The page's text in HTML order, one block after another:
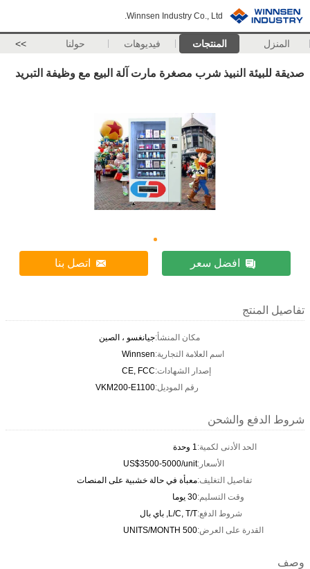
Winnsen Industry Co., Ltd.
المنزل المنتجات فيديوهات حولنا >>
صديقة للبيئة النبيذ شرب مصغرة مارت آلة البيع مع وظيفة التبريد
افضل سعر اتصل بنا
تفاصيل المنتج
مكان المنشأ:جيانغسو ، الصين
اسم العلامة التجارية:Winnsen
إصدار الشهادات:CE, FCC
رقم الموديل:VKM200-E1100
شروط الدفع والشحن
الحد الأدنى لكمية:1 وحدة
الأسعار:US$3500-5000/unit
تفاصيل التغليف:معبأة في حالة خشبية على المنصات
وقت التسليم:30 يوما
شروط الدفع:L/C, T/T, باي بال
القدرة على العرض:500 UNITS/MONTH
وصف